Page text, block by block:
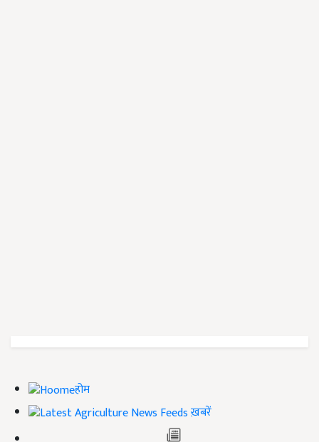
होम
ख़बरें